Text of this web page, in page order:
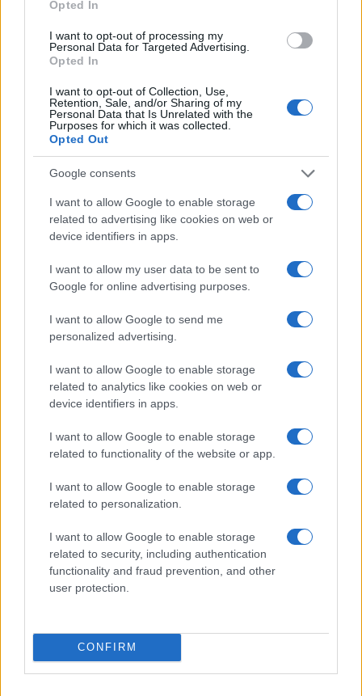
Opted In
I want to opt-out of processing my
Personal Data for Targeted Advertising.
Opted In
I want to opt-out of Collection, Use,
Retention, Sale, and/or Sharing of my
Personal Data that Is Unrelated with the
Purposes for which it was collected.
Opted Out
Google consents
I want to allow Google to enable storage
related to advertising like cookies on web or
device identifiers in apps.
I want to allow my user data to be sent to
Google for online advertising purposes.
I want to allow Google to send me
personalized advertising.
I want to allow Google to enable storage
related to analytics like cookies on web or
device identifiers in apps.
I want to allow Google to enable storage
related to functionality of the website or app.
I want to allow Google to enable storage
related to personalization.
I want to allow Google to enable storage
related to security, including authentication
functionality and fraud prevention, and other
user protection.
CONFIRM
Nogometni spektakel je pred
vrati, zagotovite si svojo
Obratovanje bazenov
Več iz kategorije Črna kronika
Na bencinskem servisu v
Dravogradu zagorel točilni
avtomat, požar pogasili
Motorist v Radljah ob Dravi trčil
v ulično svetilko in se hudo
poškodoval
Nova ljubezenska prevara:
Občanka ostala brez več kot
Zagorelo v podjetju za zbiranje
Obvestila
Izklop elektrike: 417. Nadzorništvo Vuzenica - Območje Sv.
Anton na Pohorju in Zg. Sv. Vid
Izklop elektrike: 419. Nadzorništvo Vuzenica - Območje
Radlje, Dobrava
pred 5 urami
Izklop elektrike: 418. Nadzorništvo Slovenj Gradec - Območje
Izklop elektrike: 416. Nadzorništvo Slovenj Gradec - Območje
Gornji Dolič, Završe, Kozjak, Tolsti vrh pri Mislinji, Srednji